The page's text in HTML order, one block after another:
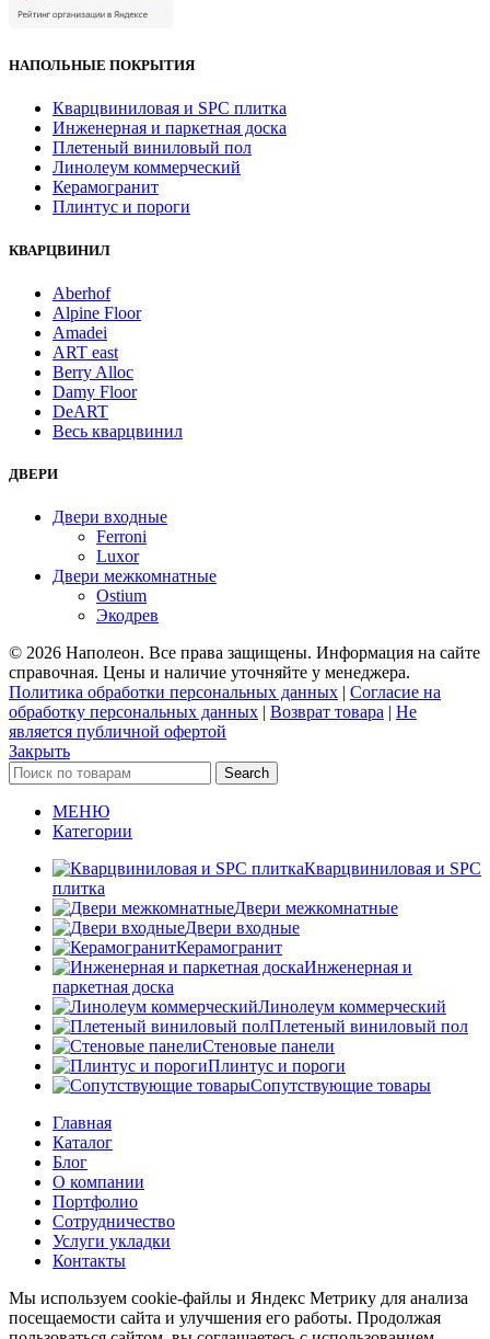
НАПОЛЬНЫЕ ПОКРЫТИЯ
Кварцвиниловая и SPC плитка
Инженерная и паркетная доска
Плетеный виниловый пол
Линолеум коммерческий
Керамогранит
Плинтус и пороги
КВАРЦВИНИЛ
Aberhof
Alpine Floor
Amadei
ART east
Berry Alloc
Damy Floor
DeART
Весь кварцвинил
ДВЕРИ
Двери входные
Ferroni
Luxor
Двери межкомнатные
Ostium
Экодрев
© 2026 Наполеон. Все права защищены. Информация на сайте
справочная. Цены и наличие уточняйте у менеджера.
Политика обработки персональных данных | Согласие на
обработку персональных данных | Возврат товара | Не
является публичной офертой
Закрыть
Search
МЕНЮ
Категории
Кварцвиниловая и SPC
плитка
Двери межкомнатные
Двери входные
Керамогранит
Инженерная и
паркетная доска
Линолеум коммерческий
Плетеный виниловый пол
Стеновые панели
Плинтус и пороги
Сопутствующие товары
Главная
Каталог
Блог
О компании
Портфолио
Сотрудничество
Услуги укладки
Контакты
Мы используем cookie-файлы и Яндекс Метрику для анализа
посещаемости сайта и улучшения его работы. Продолжая